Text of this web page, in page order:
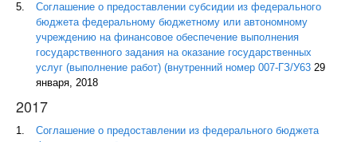
Соглашение о предоставлении субсидии из федерального
бюджета федеральному бюджетному или автономному
учреждению на финансовое обеспечение выполнения
государственного задания на оказание государственных
услуг (выполнение работ) (внутренний номер 007-ГЗ/У63 29
января, 2018
2017
Соглашение о предоставлении из федерального бюджета